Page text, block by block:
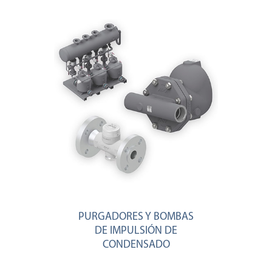
PURGADORES Y BOMBAS
DE IMPULSIÓN DE
CONDENSADO